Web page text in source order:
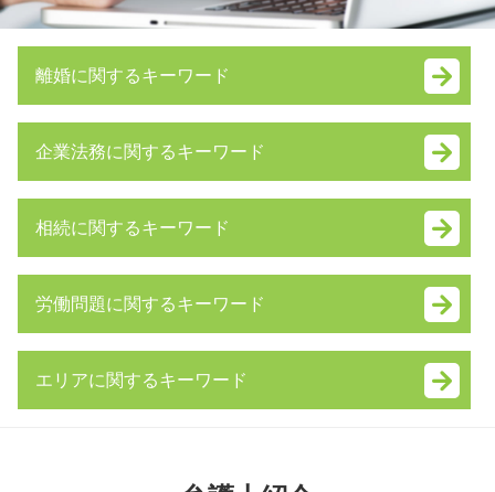
離婚に関するキーワード
養育費 強制執行
ギャンブル依存症 離婚
財産分与 とは
離婚調停 費用
性格の不一致 離婚 慰謝料
企業法務に関するキーワード
民事 再生
無議決権 株式
資本 提携
相続に関するキーワード
代襲相続 とは
相続 種類
労働問題に関するキーワード
労働問題
エリアに関するキーワード